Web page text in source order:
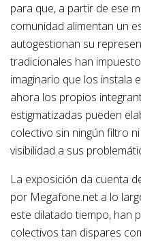
para que, a partir de ese
comunidad alimentan un
autogestionan su
tradicionales han
imaginario que los instala
ahora los propios
estigmatizadas pueden
colectivo sin ningún filtro
visibilidad a sus
La exposición da cuenta
por Megafone.net a lo
este dilatado tiempo, han
colectivos tan dispares